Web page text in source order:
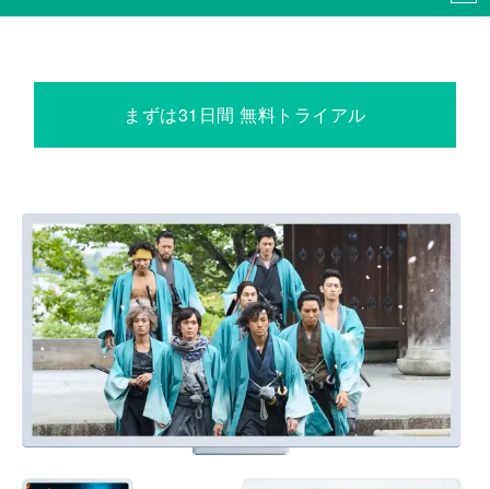
まずは31日間 無料トライアル